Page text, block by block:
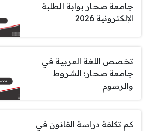
جامعة صحار بوابة الطلبة
الإلكترونية 2026
تخصص اللغة العربية في
جامعة صحار؛ الشروط
والرسوم
كم تكلفة دراسة القانون في